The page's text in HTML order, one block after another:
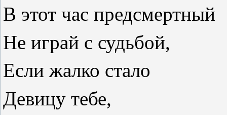
В этот час предсмертный
Не играй с судьбой,
Если жалко стало
Девицу тебе,